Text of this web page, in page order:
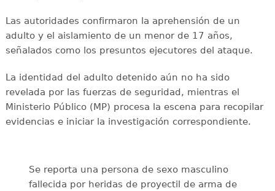
Las autoridades confirmaron la aprehensión de un
adulto y el aislamiento de un menor de 17 años,
señalados como los presuntos ejecutores del ataque.
La identidad del adulto detenido aún no ha sido
revelada por las fuerzas de seguridad, mientras el
Ministerio Público (MP) procesa la escena para recopilar
evidencias e iniciar la investigación correspondiente.
Se reporta una persona de sexo masculino
fallecida por heridas de proyectil de arma de